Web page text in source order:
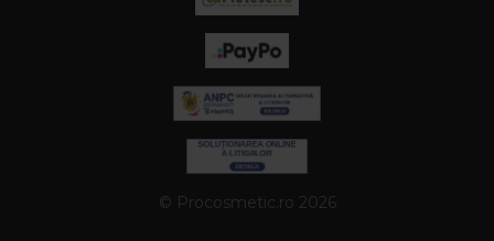
© Procosmetic.ro 2026